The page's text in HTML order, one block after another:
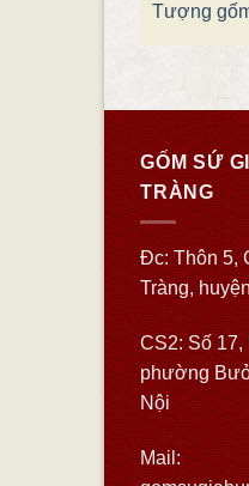
Tượng
GỐM SỨ
TRÀNG
Đc: Thôn 5,
Tràng,
CS2: Số 17,
phường
Nội
Mail: